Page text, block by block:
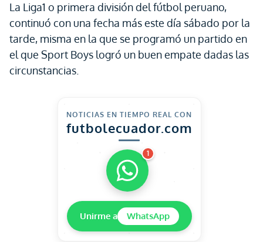
La Liga1 o primera división del fútbol peruano,
continuó con una fecha más este día sábado por la
tarde, misma en la que se programó un partido en
el que Sport Boys logró un buen empate dadas las
circunstancias.
NOTICIAS EN TIEMPO REAL CON
futbolecuador.com
1
Unirme a WhatsApp